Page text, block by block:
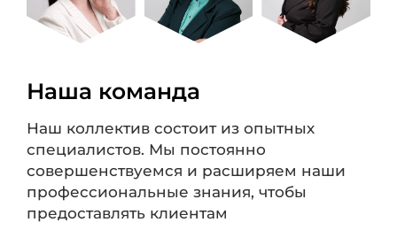
Наша команда
Наш коллектив состоит из опытных
специалистов. Мы постоянно
совершенствуемся и расширяем наши
профессиональные знания, чтобы
предоставлять клиентам